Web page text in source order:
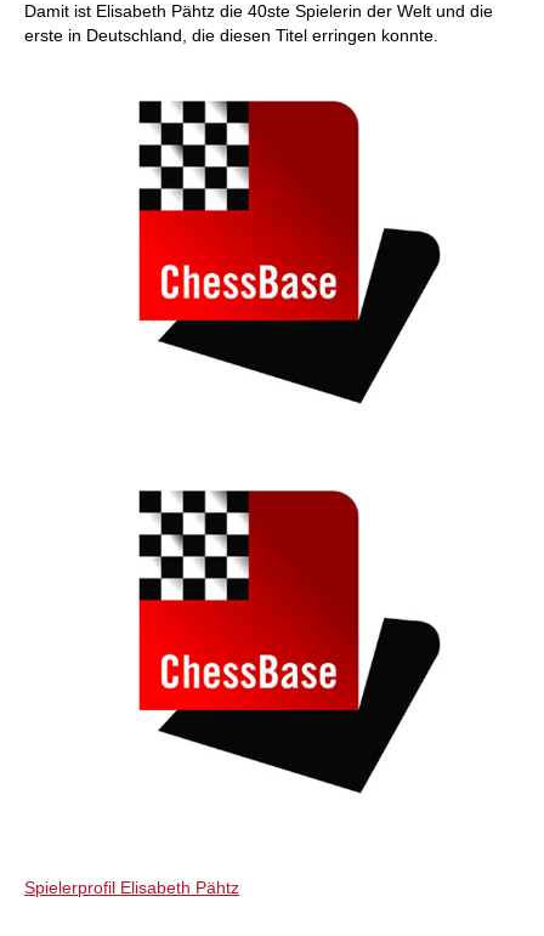
Damit ist Elisabeth Pähtz die 40ste Spielerin der Welt und die
erste in Deutschland, die diesen Titel erringen konnte.
Spielerprofil Elisabeth Pähtz